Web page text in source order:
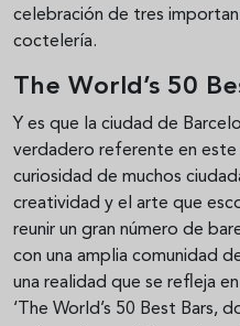
celebración de tres
coctelería.
The World’s 50
Y es que la ciudad de
verdadero referente en
curiosidad de muchos
creatividad y el arte que
reunir un gran número de
con una amplia comunidad
una realidad que se refleja
‘The World’s 50 Best Bars,